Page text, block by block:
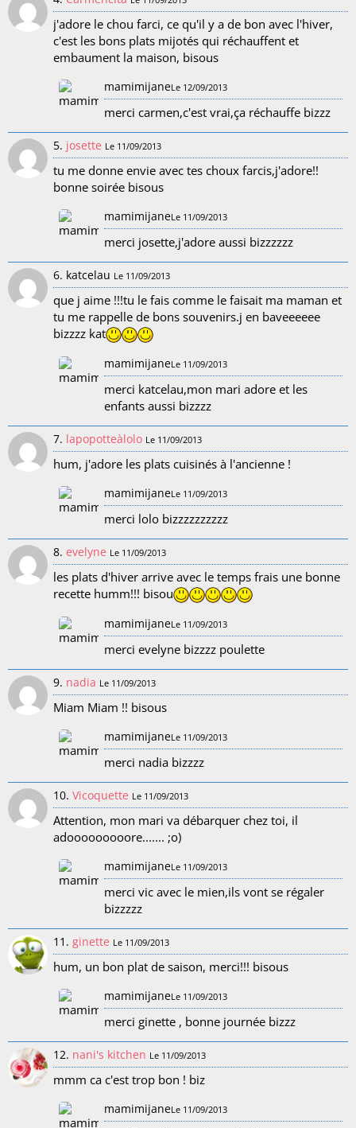
j'adore le chou farci, ce qu'il y a de bon avec l'hiver,
c'est les bons plats mijotés qui réchauffent et
embaument la maison, bisous
mamimijaneLe 12/09/2013
merci carmen,c'est vrai,ça réchauffe bizzz
5. josette Le 11/09/2013
tu me donne envie avec tes choux farcis,j'adore!!
bonne soirée bisous
mamimijaneLe 11/09/2013
merci josette,j'adore aussi bizzzzzz
6. katcelau Le 11/09/2013
que j aime !!!tu le fais comme le faisait ma maman et
tu me rappelle de bons souvenirs.j en baveeeeee
bizzzz kat
mamimijaneLe 11/09/2013
merci katcelau,mon mari adore et les
enfants aussi bizzzz
7. lapopotteàlolo Le 11/09/2013
hum, j'adore les plats cuisinés à l'ancienne !
mamimijaneLe 11/09/2013
merci lolo bizzzzzzzzzz
8. evelyne Le 11/09/2013
les plats d'hiver arrive avec le temps frais une bonne
recette humm!!! bisou
mamimijaneLe 11/09/2013
merci evelyne bizzzz poulette
9. nadia Le 11/09/2013
Miam Miam !! bisous
mamimijaneLe 11/09/2013
merci nadia bizzzz
10. Vicoquette Le 11/09/2013
Attention, mon mari va débarquer chez toi, il
adooooooooore....... ;o)
mamimijaneLe 11/09/2013
merci vic avec le mien,ils vont se régaler
bizzzzz
11. ginette Le 11/09/2013
hum, un bon plat de saison, merci!!! bisous
mamimijaneLe 11/09/2013
merci ginette , bonne journée bizzz
12. nani's kitchen Le 11/09/2013
mmm ca c'est trop bon ! biz
mamimijaneLe 11/09/2013